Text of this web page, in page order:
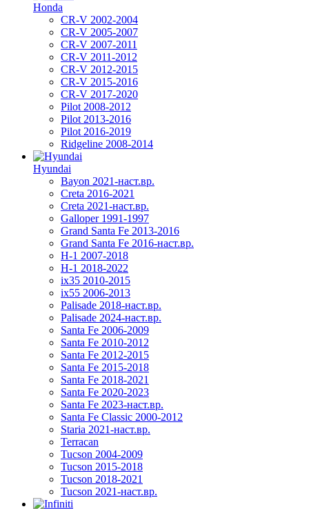
Honda
CR-V 2002-2004
CR-V 2005-2007
CR-V 2007-2011
CR-V 2011-2012
CR-V 2012-2015
CR-V 2015-2016
CR-V 2017-2020
Pilot 2008-2012
Pilot 2013-2016
Pilot 2016-2019
Ridgeline 2008-2014
Hyundai
Bayon 2021-наст.вр.
Creta 2016-2021
Creta 2021-наст.вр.
Galloper 1991-1997
Grand Santa Fe 2013-2016
Grand Santa Fe 2016-наст.вр.
H-1 2007-2018
H-1 2018-2022
ix35 2010-2015
ix55 2006-2013
Palisade 2018-наст.вр.
Palisade 2024-наст.вр.
Santa Fe 2006-2009
Santa Fe 2010-2012
Santa Fe 2012-2015
Santa Fe 2015-2018
Santa Fe 2018-2021
Santa Fe 2020-2023
Santa Fe 2023-наст.вр.
Santa Fe Classic 2000-2012
Staria 2021-наст.вр.
Terracan
Tucson 2004-2009
Tucson 2015-2018
Tucson 2018-2021
Tucson 2021-наст.вр.